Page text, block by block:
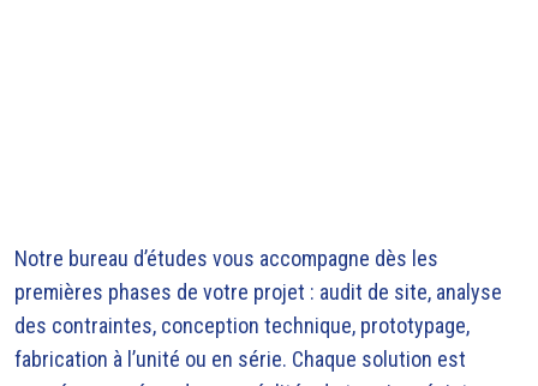
Notre bureau d’études vous accompagne dès les
premières phases de votre projet : audit de site, analyse
des contraintes, conception technique, prototypage,
fabrication à l’unité ou en série. Chaque solution est